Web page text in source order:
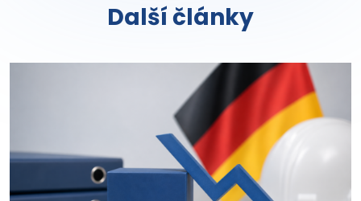
Další články